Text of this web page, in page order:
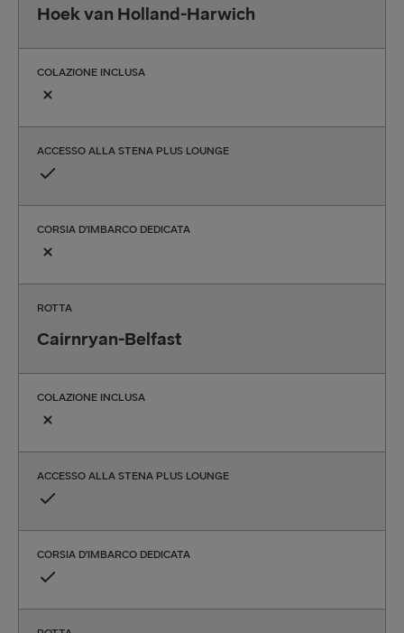
Hoek van Holland-Harwich
COLAZIONE INCLUSA
ACCESSO ALLA STENA PLUS LOUNGE
CORSIA D’IMBARCO DEDICATA
ROTTA
Cairnryan-Belfast
COLAZIONE INCLUSA
ACCESSO ALLA STENA PLUS LOUNGE
CORSIA D’IMBARCO DEDICATA